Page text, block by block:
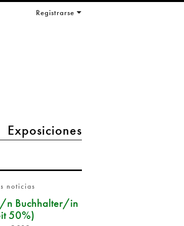
Exposiciones
Registrarse
noticias
n Buchhalter/in
50%)